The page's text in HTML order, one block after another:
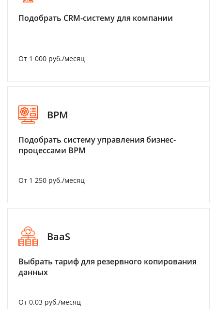
Подобрать CRM-систему для компании
От 1 000 руб./месяц
BPM
Подобрать систему управления бизнес-
процессами BPM
От 1 250 руб./месяц
BaaS
Выбрать тариф для резервного копирования
данных
От 0.03 руб./месяц